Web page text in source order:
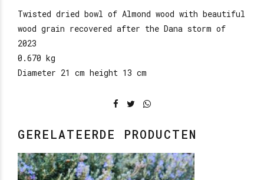
Twisted dried bowl of Almond wood with beautiful
wood grain recovered after the Dana storm of
2023
0.670 kg
Diameter 21 cm height 13 cm
GERELATEERDE PRODUCTEN